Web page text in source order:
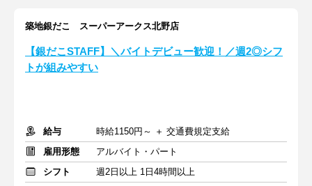
築地銀だこ スーパーアークス北野店
【銀だこSTAFF】＼バイトデビュー歓迎！／週2◎シフ
トが組みやすい
給与
時給1150円～ ＋ 交通費規定支給
雇用形態
アルバイト・パート
シフト
週2日以上 1日4時間以上